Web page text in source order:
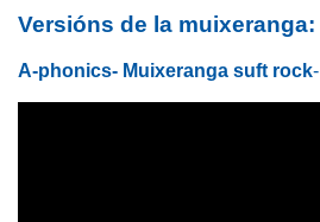
Versións de la muixeranga:
A-phonics- Muixeranga suft rock-